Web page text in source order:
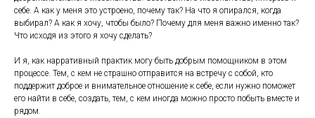
себе. А как у меня это устроено, почему так? На что я опирался, когда
выбирал? А как я хочу, чтобы было? Почему для меня важно именно так?
Что исходя из этого я хочу сделать?
И я, как нарративный практик могу быть добрым помощником в этом
процессе. Тем, с кем не страшно отправится на встречу с собой, кто
поддержит доброе и внимательное отношение к себе, если нужно поможет
его найти в себе, создать, тем, с кем иногда можно просто побыть вместе и
рядом.